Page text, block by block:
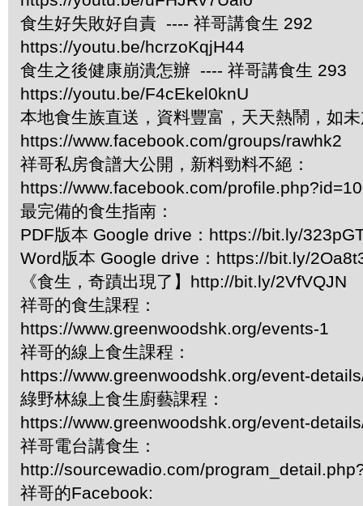
食生好失敗好自責 ---- 祥哥講食生 292
https://youtu.be/hcrzoKqjH44
食生之後健康崩潰怎辦 ---- 祥哥講食生 293
https://youtu.be/F4cEkel0knU
本地食生族直送，資料豐富，天天熱鬧，如
https://www.facebook.com/groups/rawhk2
祥哥私房食譜大公開，新料勁料不絕：
https://www.facebook.com/
最完備的食生指南：
PDF版本 Google drive：https://bit.ly/
Word版本 Google drive：https://bit.ly/
《食生，奇蹟出現了】http://bit.ly/2VfVQJN
祥哥的食生課程：
https://www.greenwoodshk.org/events-1
祥哥的線上食生課程：
https://www.greenwoodshk.org/event-
綠野林線上食生廚藝課程：
https://www.greenwoodshk.org/event-
祥哥電台講食生：
http://sourcewadio.com/
祥哥的Facebook: